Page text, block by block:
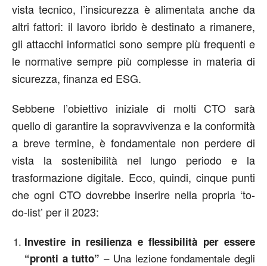
vista tecnico, l’insicurezza è alimentata anche da
altri fattori: il lavoro ibrido è destinato a rimanere,
gli attacchi informatici sono sempre più frequenti e
le normative sempre più complesse in materia di
sicurezza, finanza ed ESG.
Sebbene l’obiettivo iniziale di molti CTO sarà
quello di garantire la sopravvivenza e la conformità
a breve termine, è fondamentale non perdere di
vista la sostenibilità nel lungo periodo e la
trasformazione digitale. Ecco, quindi, cinque punti
che ogni CTO dovrebbe inserire nella propria ‘to-
do-list’ per il 2023:
Investire in resilienza e flessibilità per essere
“pronti a tutto”– Una lezione fondamentale degli